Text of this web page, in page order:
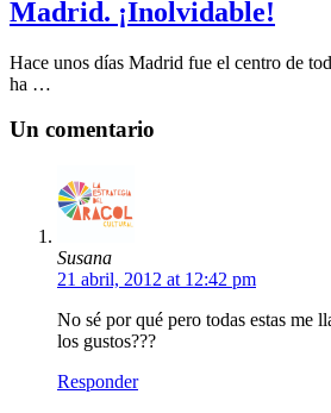
Madrid. ¡Inolvidable!
Hace unos días Madrid fue el centro de
ha …
Un comentario
Susana
21 abril, 2012 at 12:42 pm
No sé por qué pero todas estas me
los gustos???
Responder